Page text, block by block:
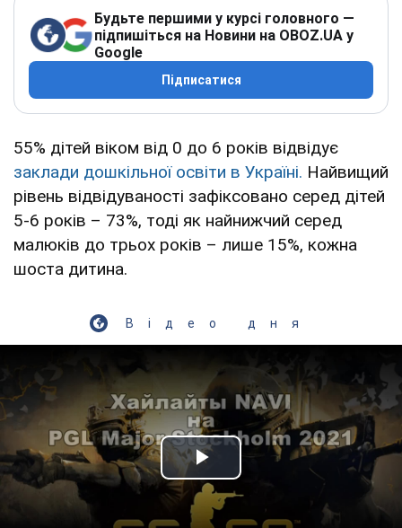
Будьте першими у курсі головного —
підпишіться на Новини на OBOZ.UA у
Google
Підписатися
55% дітей віком від 0 до 6 років відвідує
заклади дошкільної освіти в Україні. Найвищий
рівень відвідуваності зафіксовано серед дітей
5-6 років – 73%, тоді як найнижчий серед
малюків до трьох років – лише 15%, кожна
шоста дитина.
Відео дня
Play Video